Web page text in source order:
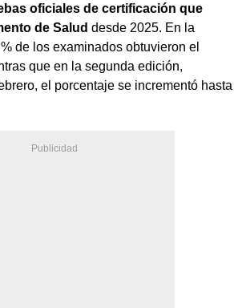
oficiales de certificación que
de Salud desde 2025. En la
de los examinados obtuvieron el
que en la segunda edición,
el porcentaje se incrementó hasta